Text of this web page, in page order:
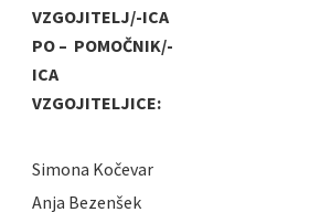
VZGOJITELJ/-ICA
PO – POMOČNIK/-
ICA
VZGOJITELJICE:
Simona Kočevar
Anja Bezenšek